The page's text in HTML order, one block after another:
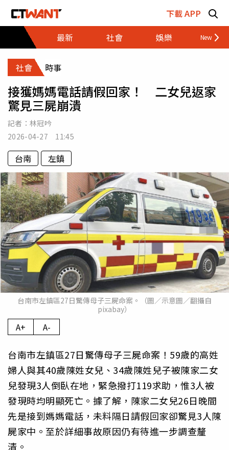
下載 APP
最新
社會 娛樂 財經
社會 時事
接獲媽媽電話請假回家！ 二女兒返家
驚見三屍崩潰
記者： 林冠吟
2026-04-27 11:45
台南 左鎮
台南市左鎮區27日驚傳母子三屍命案。（圖／示意圖／翻攝自
pixabay）
A+ A-
台南市左鎮區27日驚傳母子三屍命案！59歲的高姓
婦人與其40歲陳姓女兒、34歲陳姓兒子被陳家二女
兒發現3人倒臥在地，緊急撥打119求助，惟3人被
發現時均明顯死亡。據了解，陳家二女兒26日晚間
先是接到媽媽電話，未料隔日請假回家卻驚見3人陳
屍家中。至於詳細事故原因仍有待進一步調查釐
清。